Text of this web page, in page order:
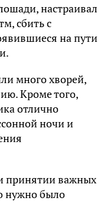
настраивал
сбить с
на пути
много хворей,
Кроме того,
отлично
ночи и
принятии важных
нужно было